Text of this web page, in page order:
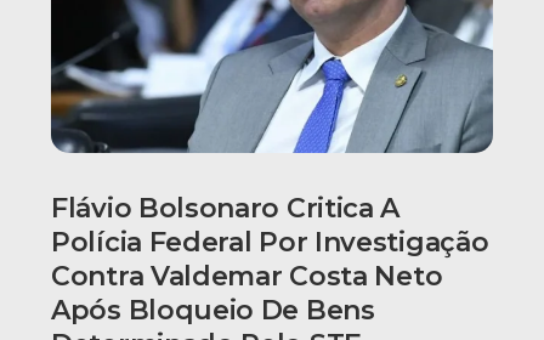
Flávio Bolsonaro Critica A
Polícia Federal Por Investigação
Contra Valdemar Costa Neto
Após Bloqueio De Bens